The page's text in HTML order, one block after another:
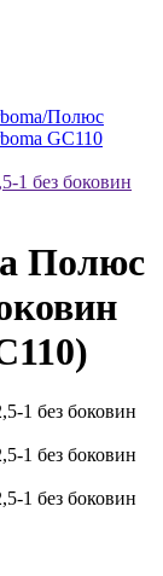
Полюс
GC110
1 без боковин
Полюс